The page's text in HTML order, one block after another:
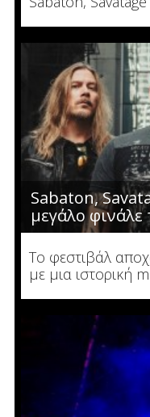
Sabaton,
μεγάλο
Το φεστιβάλ
με μια ιστορική